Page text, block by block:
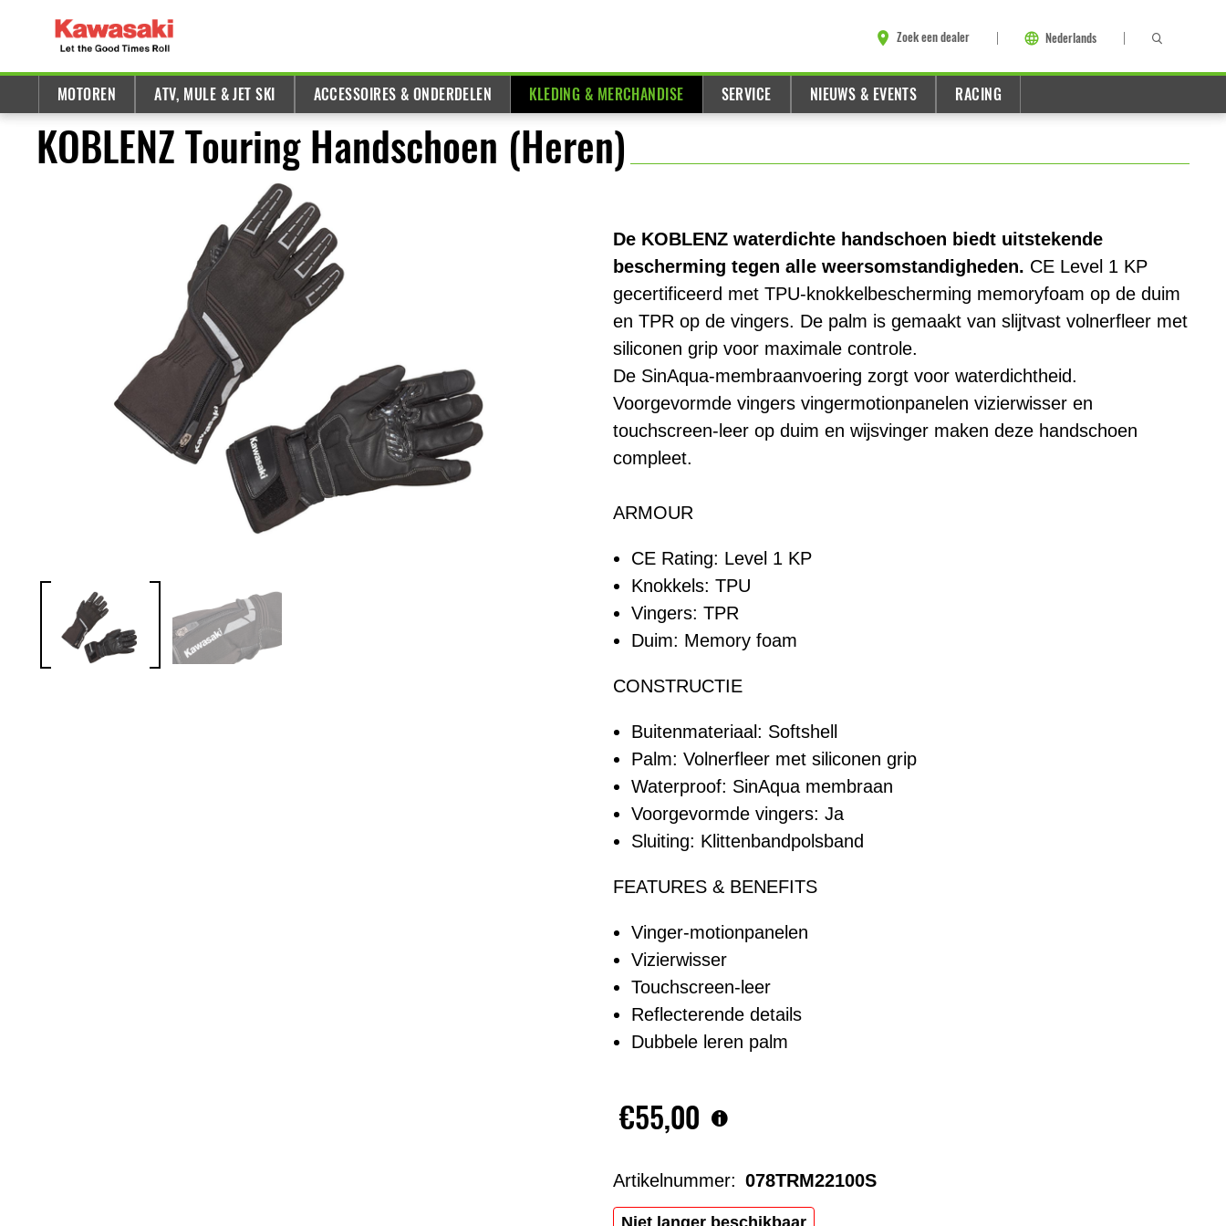
Zoek een dealer Nederlands
MOTOREN ATV, MULE & JET SKI ACCESSOIRES & ONDERDELEN KLEDING & MERCHANDISE SERVICE NIEUWS & EVENTS RACING
KOBLENZ Touring Handschoen (Heren)
De KOBLENZ waterdichte handschoen biedt uitstekende
bescherming tegen alle weersomstandigheden. CE Level 1 KP
gecertificeerd met TPU-knokkelbescherming memoryfoam op de duim
en TPR op de vingers. De palm is gemaakt van slijtvast volnerfleer met
siliconen grip voor maximale controle.
De SinAqua-membraanvoering zorgt voor waterdichtheid.
Voorgevormde vingers vingermotionpanelen vizierwisser en
touchscreen-leer op duim en wijsvinger maken deze handschoen
compleet.
ARMOUR
CE Rating: Level 1 KP
Knokkels: TPU
Vingers: TPR
Duim: Memory foam
CONSTRUCTIE
Buitenmateriaal: Softshell
Palm: Volnerfleer met siliconen grip
Waterproof: SinAqua membraan
Voorgevormde vingers: Ja
Sluiting: Klittenbandpolsband
FEATURES & BENEFITS
Vinger-motionpanelen
Vizierwisser
Touchscreen-leer
Reflecterende details
Dubbele leren palm
€55,00
Niet langer beschikbaar
Artikelnummer: 078TRM22100S